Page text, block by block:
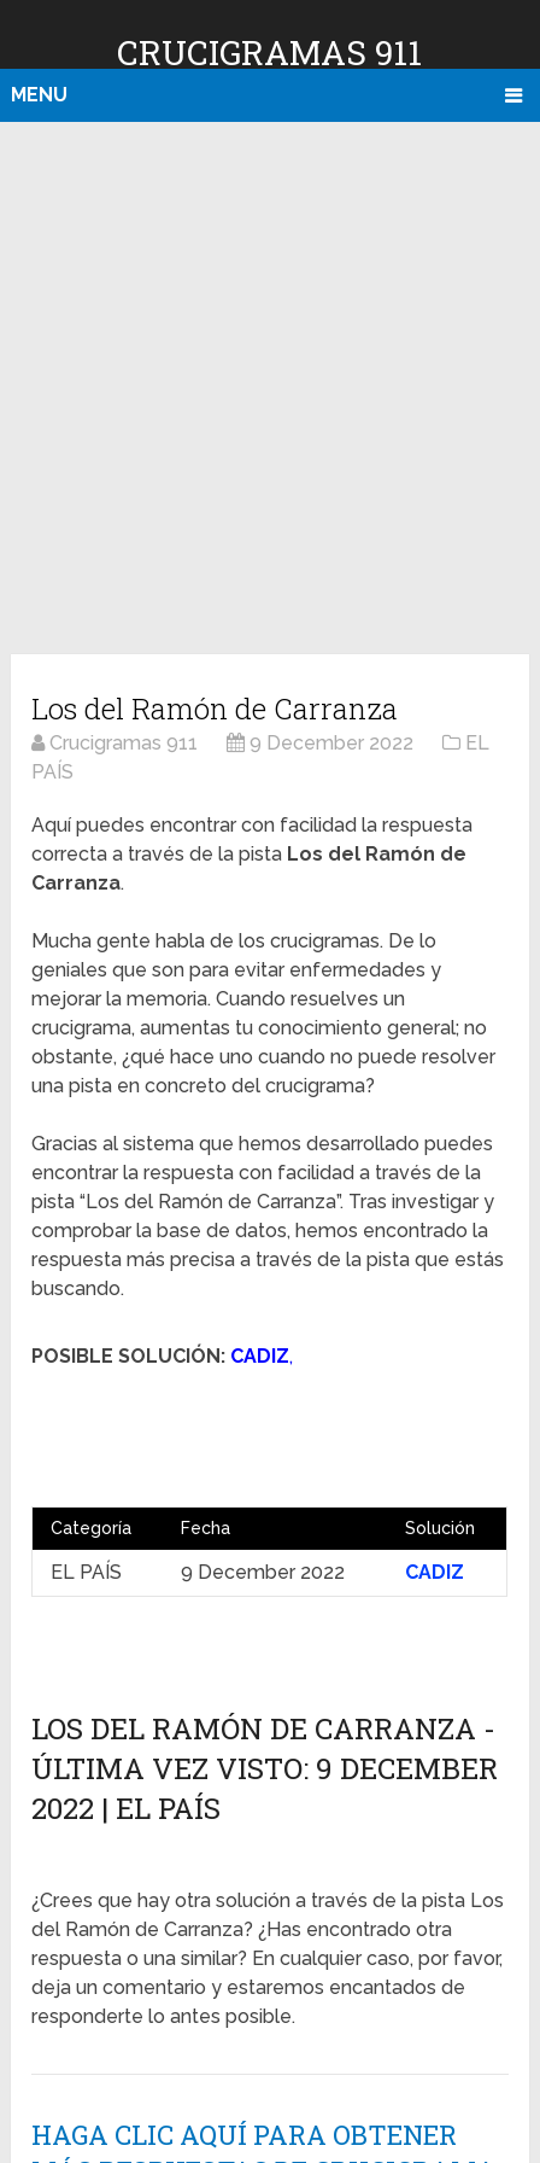
CRUCIGRAMAS 911
MENU
Los del Ramón de Carranza
Crucigramas 911 9 December 2022
EL
PAÍS
Aquí puedes encontrar con facilidad la respuesta
correcta a través de la pista Los del Ramón de
Carranza.
Mucha gente habla de los crucigramas. De lo
geniales que son para evitar enfermedades y
mejorar la memoria. Cuando resuelves un
crucigrama, aumentas tu conocimiento general; no
obstante, ¿qué hace uno cuando no puede resolver
una pista en concreto del crucigrama?
Gracias al sistema que hemos desarrollado puedes
encontrar la respuesta con facilidad a través de la
pista “Los del Ramón de Carranza”. Tras investigar y
comprobar la base de datos, hemos encontrado la
respuesta más precisa a través de la pista que estás
buscando.
POSIBLE SOLUCIÓN: CADIZ,
Categoría Fecha Solución
EL PAÍS 9 December 2022 CADIZ
LOS DEL RAMÓN DE CARRANZA -
ÚLTIMA VEZ VISTO: 9 DECEMBER
2022 | EL PAÍS
¿Crees que hay otra solución a través de la pista Los
del Ramón de Carranza? ¿Has encontrado otra
respuesta o una similar? En cualquier caso, por favor,
deja un comentario y estaremos encantados de
responderte lo antes posible.
HAGA CLIC AQUÍ PARA OBTENER